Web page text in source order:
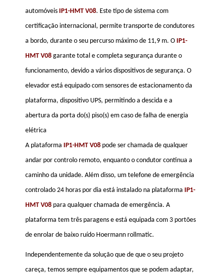
automóveis IP1-HMT V08. Este tipo de sistema com
certificação internacional, permite transporte de condutores
a bordo, durante o seu percurso máximo de 11,9 m. O IP1-
HMT V08garante total e completa segurança durante o
funcionamento, devido a vários dispositivos de segurança. O
elevador está equipado com sensores de estacionamento da
plataforma, dispositivo UPS, permitindo a descida e a
abertura da porta do(s) piso(s) em caso de falha de energia
elétrica
A plataforma
IP1-HMT V08pode ser chamada de qualquer
andar por controlo remoto, enquanto o condutor continua a
caminho da unidade. Além disso, um telefone de emergência
controlado 24 horas por dia está instalado na plataforma
IP1-
HMT V08para qualquer chamada de emergência. A
plataforma tem três paragens e está equipada com 3 portões
de enrolar de baixo ruído Hoermann rollmatic.
Independentemente da solução que de que o seu projeto
careça, temos sempre equipamentos que se podem adaptar,